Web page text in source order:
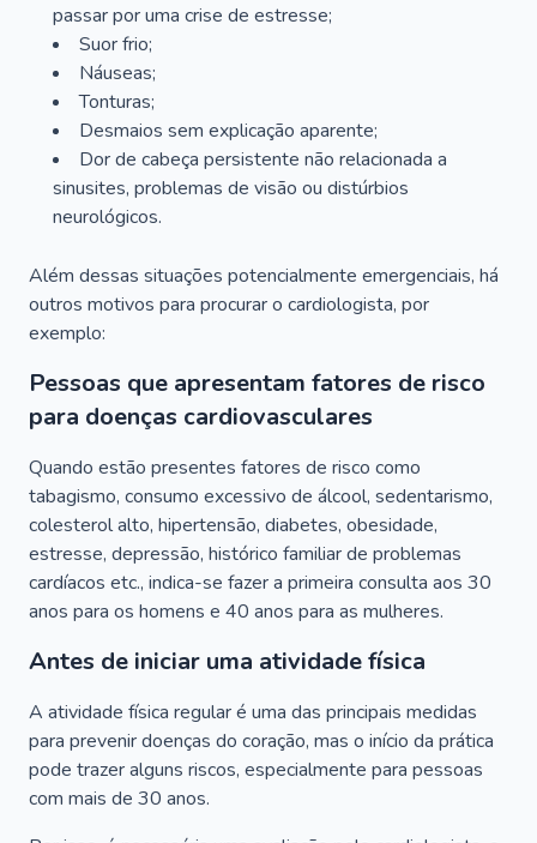
passar por uma crise de estresse;
Suor frio;
Náuseas;
Tonturas;
Desmaios sem explicação aparente;
Dor de cabeça persistente não relacionada a
sinusites, problemas de visão ou distúrbios
neurológicos.
Além dessas situações potencialmente emergenciais, há
outros motivos para procurar o cardiologista, por
exemplo:
Pessoas que apresentam fatores de risco
para doenças cardiovasculares
Quando estão presentes fatores de risco como
tabagismo, consumo excessivo de álcool, sedentarismo,
colesterol alto, hipertensão, diabetes, obesidade,
estresse, depressão, histórico familiar de problemas
cardíacos etc., indica-se fazer a primeira consulta aos 30
anos para os homens e 40 anos para as mulheres.
Antes de iniciar uma atividade física
A atividade física regular é uma das principais medidas
para prevenir doenças do coração, mas o início da prática
pode trazer alguns riscos, especialmente para pessoas
com mais de 30 anos.